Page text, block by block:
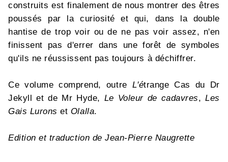
construits est finalement de nous montrer des êtres
poussés par la curiosité et qui, dans la double
hantise de trop voir ou de ne pas voir assez, n'en
finissent pas d'errer dans une forêt de symboles
qu'ils ne réussissent pas toujours à déchiffrer.
Ce volume comprend, outre L'étrange Cas du Dr
Jekyll et de Mr Hyde, Le Voleur de cadavres,Les
Gais Lurons et Olalla.
Edition et traduction de Jean-Pierre Naugrette